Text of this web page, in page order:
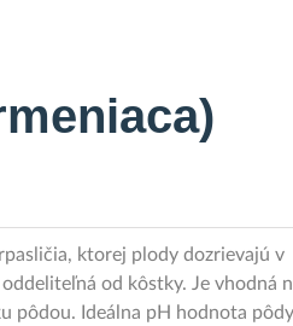
ktorej plody dozrievajú v
od kôstky. Je vhodná
pôdou. Ideálna pH hodnota